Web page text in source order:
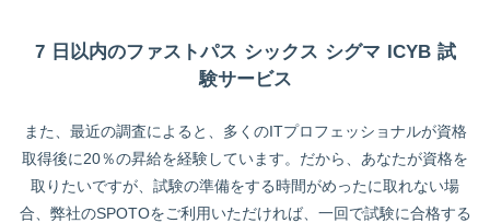
7 日以内のファストパス シックス シグマ ICYB 試
験サービス
また、最近の調査によると、多くのITプロフェッショナルが資格
取得後に20％の昇給を経験しています。だから、あなたが資格を
取りたいですが、試験の準備をする時間がめったに取れない場
合、弊社のSPOTOをご利用いただければ、一回で試験に合格する